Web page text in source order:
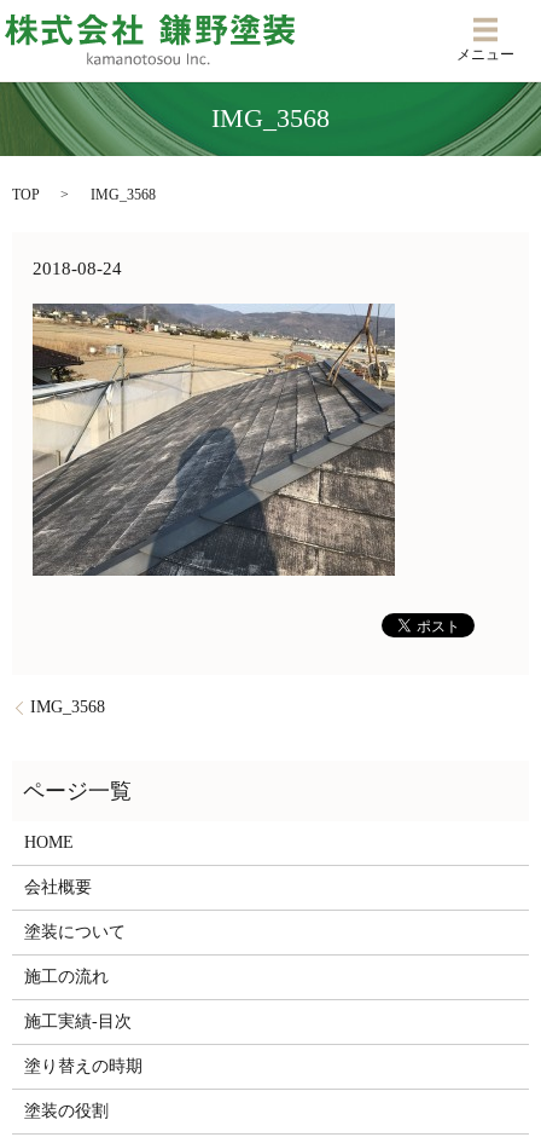
メニ
メニュー
IMG_3568
TOP IMG_3568
2018-08-24
IMG_3568
HOME
会社概要
塗装について
施工の流れ
施工実績-目次
塗り替えの時期
塗装の役割